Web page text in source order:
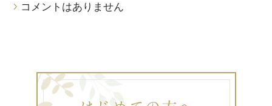
コメントはありません